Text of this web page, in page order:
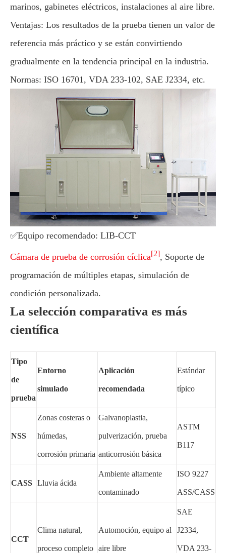
marinos, gabinetes eléctricos, instalaciones al aire libre.
Ventajas: Los resultados de la prueba tienen un valor de
referencia más práctico y se están convirtiendo
gradualmente en la tendencia principal en la industria.
Normas: ISO 16701, VDA 233-102, SAE J2334, etc.
✅Equipo recomendado: LIB-CCT
Cámara de prueba de corrosión cíclica[2], Soporte de
programación de múltiples etapas, simulación de
condición personalizada.
La selección comparativa es más
científica
Tipo
de
prueba
Entorno
simulado
Aplicación
recomendada
Estándar
típico
NSS
Zonas costeras o
húmedas,
corrosión primaria
Galvanoplastia,
pulverización, prueba
anticorrosión básica
ASTM
B117
CASS Lluvia ácida
Ambiente altamente
contaminado
ISO 9227
ASS/CASS
CCT
Clima natural,
proceso completo
Automoción, equipo al
aire libre
SAE
J2334,
VDA 233-